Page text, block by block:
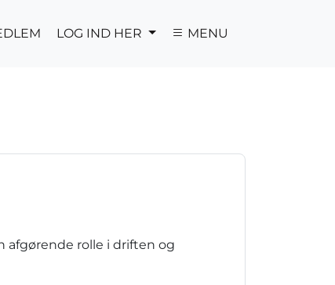
LOG IND HER MENU
afgørende rolle i driften og